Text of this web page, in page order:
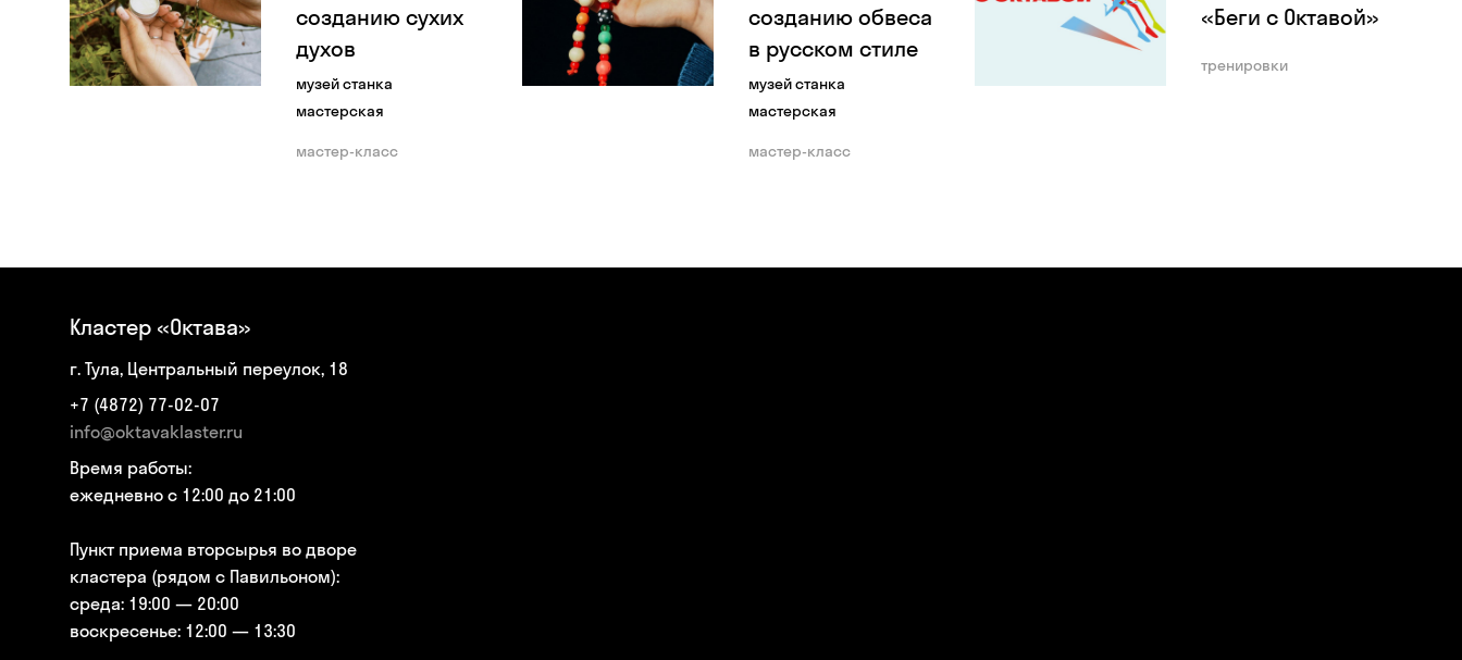
созданию сухих
духов
музей станка
мастерская
мастер-класс
созданию обвеса
в русском стиле
музей станка
мастерская
мастер-класс
«Беги с Октавой»
тренировки
Кластер «Октава»
г. Тула, Центральный переулок, 18
+7 (4872) 77-02-07
info@oktavaklaster.ru
Время работы:
ежедневно с 12:00 до 21:00
Пункт приема вторсырья во дворе
кластера (рядом с Павильоном):
среда: 19:00 — 20:00
воскресенье: 12:00 — 13:30